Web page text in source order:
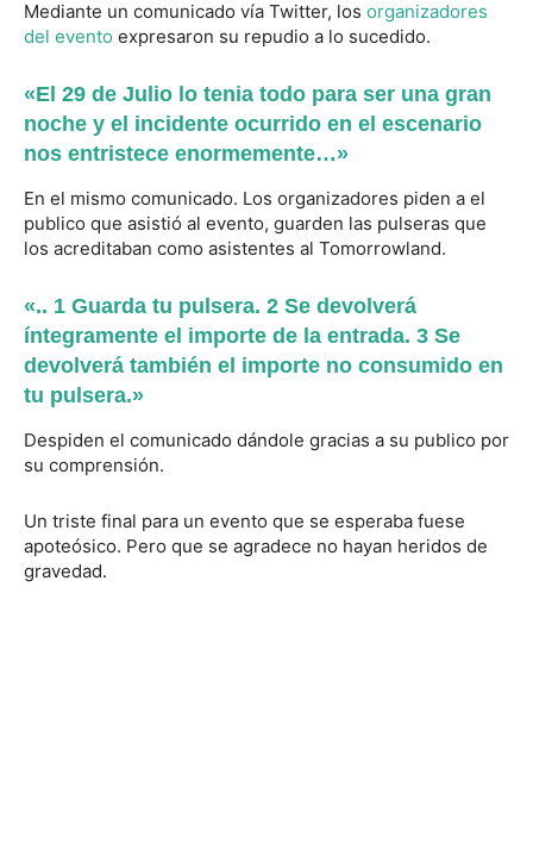
Mediante un comunicado vía Twitter, los organizadores
del evento expresaron su repudio a lo sucedido.
«El 29 de Julio lo tenia todo para ser una gran
noche y el incidente ocurrido en el escenario
nos entristece enormemente…»
En el mismo comunicado. Los organizadores piden a el
publico que asistió al evento, guarden las pulseras que
los acreditaban como asistentes al Tomorrowland.
«.. 1 Guarda tu pulsera. 2 Se devolverá
íntegramente el importe de la entrada. 3 Se
devolverá también el importe no consumido en
tu pulsera.»
Despiden el comunicado dándole gracias a su publico por
su comprensión.
Un triste final para un evento que se esperaba fuese
apoteósico. Pero que se agradece no hayan heridos de
gravedad.